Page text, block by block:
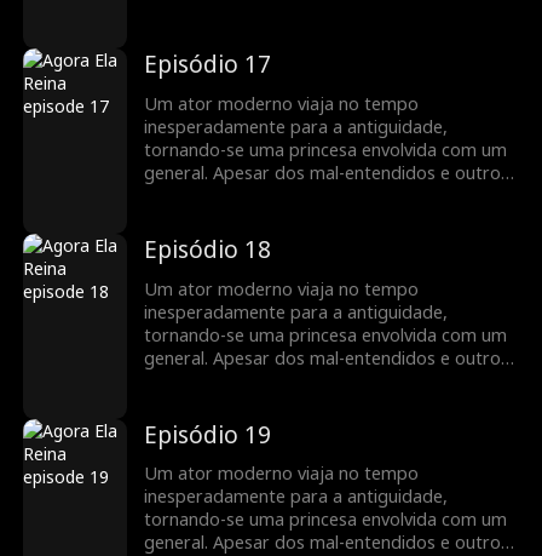
Episódio 17
Um ator moderno viaja no tempo
inesperadamente para a antiguidade,
tornando-se uma princesa envolvida com um
general. Apesar dos mal-entendidos e outros
Episódio 18
Um ator moderno viaja no tempo
inesperadamente para a antiguidade,
tornando-se uma princesa envolvida com um
general. Apesar dos mal-entendidos e outros
Episódio 19
Um ator moderno viaja no tempo
inesperadamente para a antiguidade,
tornando-se uma princesa envolvida com um
general. Apesar dos mal-entendidos e outros